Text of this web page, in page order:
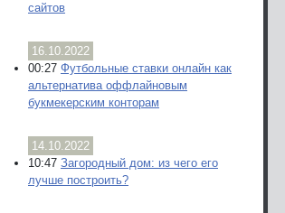
сайтов
16.10.2022
00:27 Футбольные ставки онлайн как
альтернатива оффлайновым
букмекерским конторам
14.10.2022
10:47 Загородный дом: из чего его
лучше построить?